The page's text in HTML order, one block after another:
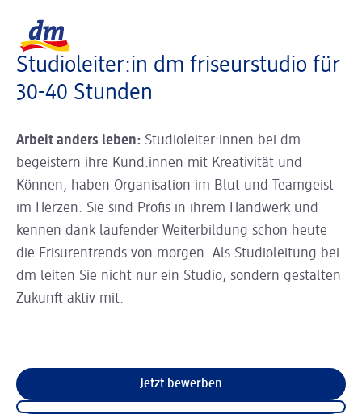
Studioleiter:in dm friseurstudio für
30-40 Stunden
Arbeit anders leben: Studioleiter:innen bei dm
begeistern ihre Kund:innen mit Kreativität und
Können, haben Organisation im Blut und Teamgeist
im Herzen. Sie sind Profis in ihrem Handwerk und
kennen dank laufender Weiterbildung schon heute
die Frisurentrends von morgen. Als Studioleitung bei
dm leiten Sie nicht nur ein Studio, sondern gestalten
Zukunft aktiv mit.
Jetzt bewerben